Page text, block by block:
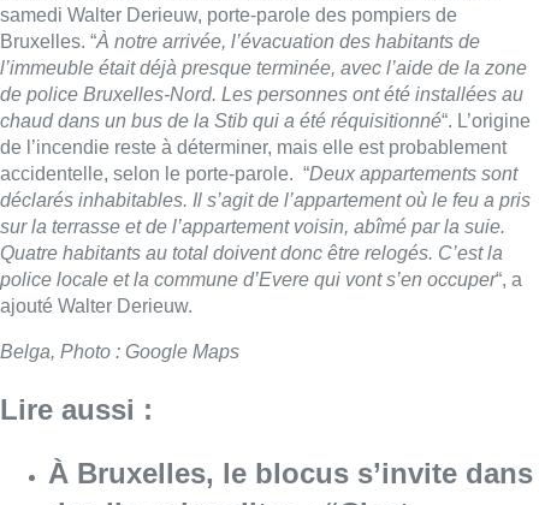
samedi Walter Derieuw, porte-parole des pompiers de
Bruxelles. “À notre arrivée, l’évacuation des habitants de
l’immeuble était déjà presque terminée, avec l’aide de la zone
de police Bruxelles-Nord. Les personnes ont été installées au
chaud dans un bus de la Stib qui a été réquisitionné“. L’origine
de l’incendie reste à déterminer, mais elle est probablement
accidentelle, selon le porte-parole. “Deux appartements sont
déclarés inhabitables. Il s’agit de l’appartement où le feu a pris
sur la terrasse et de l’appartement voisin, abîmé par la suie.
Quatre habitants au total doivent donc être relogés. C’est la
police locale et la commune d’Evere qui vont s’en occuper“, a
ajouté Walter Derieuw.
Belga, Photo : Google Maps
Lire aussi :
À Bruxelles, le blocus s’invite dans